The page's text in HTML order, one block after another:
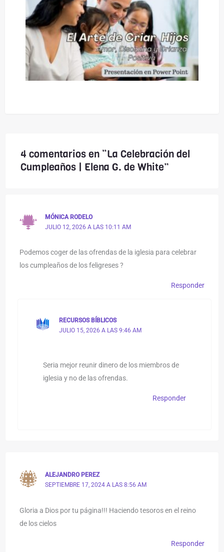
4 comentarios en “La Celebración del
Cumpleaños | Elena G. de White”
MÓNICA RODELO
JULIO 12, 2026 A LAS 10:11 AM
Podemos coger de las ofrendas de la iglesia para celebrar
los cumpleaños de los feligreses ?
Responder
RECURSOS BÍBLICOS
JULIO 15, 2026 A LAS 9:46 AM
Seria mejor reunir dinero de los miembros de
iglesia y no de las ofrendas.
Responder
ALEJANDRO PEREZ
SEPTIEMBRE 17, 2024 A LAS 8:56 AM
Gloria a Dios por tu página!!! Haciendo tesoros en el reino
de los cielos
Responder